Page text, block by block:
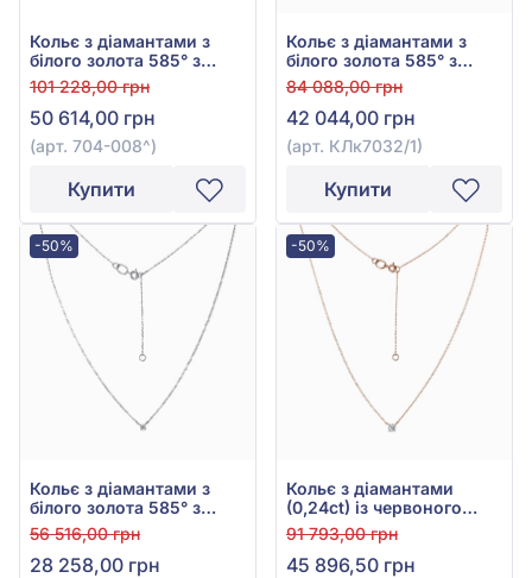
Кольє з діамантами з
білого золота 585° з
діамантом 0,11ct, арт.
704-008
101 228,00 грн
50 614,00 грн
(арт. 704-008^)
Купити
Кольє з діамантами з
білого золота 585° з
діамантом 0,23ct, арт.
КЛк7032/1
84 088,00 грн
42 044,00 грн
(арт. КЛк7032/1)
Купити
-50%
Кольє з діамантами з
білого золота 585° з
діамантом 0,11ct, арт.
КЛк7030/1
56 516,00 грн
28 258,00 грн
-50%
Кольє з діамантами
(0,24ct) із червоного
золота 585°, арт.
КЛк7032
91 793,00 грн
45 896,50 грн